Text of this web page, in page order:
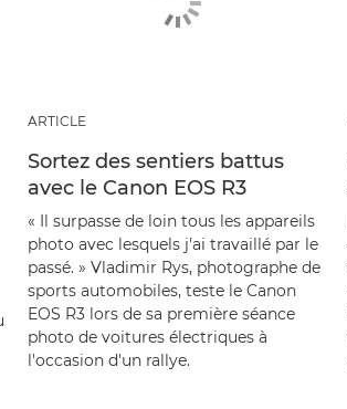
ARTICLE
Sortez des sentiers battus
avec le Canon EOS R3
« Il surpasse de loin tous les appareils
photo avec lesquels j'ai travaillé par le
passé. » Vladimir Rys, photographe de
sports automobiles, teste le Canon
EOS R3 lors de sa première séance
photo de voitures électriques à
l'occasion d'un rallye.